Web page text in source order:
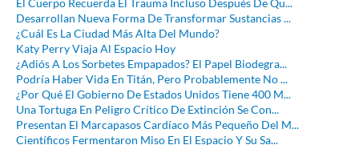
Desarrollan Nueva Forma De Transformar Sustancias ...
¿Cuál Es La Ciudad Más Alta Del Mundo?
Katy Perry Viaja Al Espacio Hoy
¿Adiós A Los Sorbetes Empapados? El Papel Biodegra...
Podría Haber Vida En Titán, Pero Probablemente No ...
¿Por Qué El Gobierno De Estados Unidos Tiene 400 M...
Una Tortuga En Peligro Crítico De Extinción Se Con...
Presentan El Marcapasos Cardíaco Más Pequeño Del M...
Científicos Fermentaron Miso En El Espacio Y Su Sa...